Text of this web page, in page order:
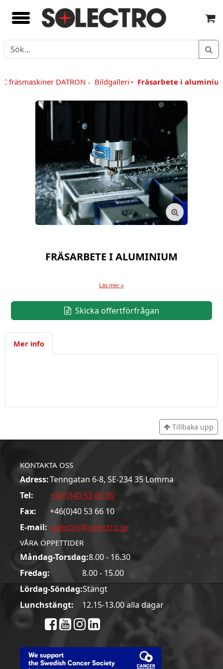
fräsmaskiner DATRON » Bildgalleri Fräsarbete i
FRÄSARBETE I ALUMINIUM
Läs mer »
Skicka offertförfrågan
Mer info
Tillbaka upp
KONTAKTA OSS
Adress:Tenngatan 6-8, SE-234 35 Lomma
Tel:
+46(0)40 53 66 00
Fax:
+46(0)40 53 66 10
E-mail: solectro@solectro.se
VÅRA ÖPPETTIDER
Måndag-Torsdag:8.00 - 16.30
Fredag:
8.00 - 15.00
Lördag-Söndag:Stängt
Lunchstängt:
12.15-13.00 alla dagar